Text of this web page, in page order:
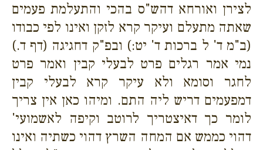
לצירן ואורחא דהש"ס בהכי והתעלמת פעמים
שאתה מתעלם ועיקר קרא לזקן ואינו לפי כבודו
(ב"מ ד' ל ברכות ד' יט:) ובפ"ק דחגיגה (דף ד.)
נמי אמר רגלים פרט לבעלי קבין ואמר פרט
לחגר וסומא ולא עיקר קרא לבעלי קבין
דמפעמים דריש ליה התם. ומיהו כאן אין צריך
לומר כך דאיצטריך לרוטב וקיפה לאשמועי'
דהוי כממש אם המחה השרץ דהוי כשתיה ואינו